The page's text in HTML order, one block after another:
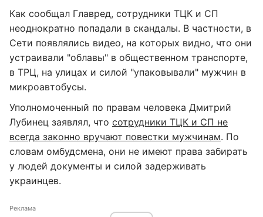
Как сообщал Главред, сотрудники ТЦК и СП
неоднократно попадали в скандалы. В частности, в
Сети появлялись видео, на которых видно, что они
устраивали "облавы" в общественном транспорте,
в ТРЦ, на улицах и силой "упаковывали" мужчин в
микроавтобусы.
Уполномоченный по правам человека Дмитрий
Лубинец заявлял, что сотрудники ТЦК и СП не
всегда законно вручают повестки мужчинам. По
словам омбудсмена, они не имеют права забирать
у людей документы и силой задерживать
украинцев.
Реклама